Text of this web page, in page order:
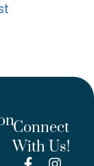
Connect
With Us!